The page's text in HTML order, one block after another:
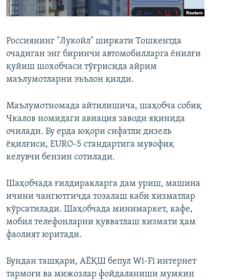
Россиянинг "Лукойл" ширкати Тошкентда
очадиган энг биринчи автомобилларга ёнилғи
қуйиш шохобчаси тўғрисида айрим
маълумотларни эъълон қилди.
Маълумотномада айтилишича, шаҳобча собиқ
Чкалов номидаги авиация заводи яқинида
очилади. Бу ерда юқори сифатли дизель
ёқилғиси, EURO-5 стандартига мувофиқ
келувчи бензин сотилади.
Шаҳобчада ғилдиракларга дам уриш, машина
ичини чангютгичда тозалаш каби хизматлар
кўрсатилади. Шаҳобчада минимаркет, кафе,
мобил телефонларни қувватлаш хизмати ҳам
фаолият юритади.
Бундан ташқари, АЁҚШ бепул Wi-Fi интернет
тармоғи ва мижозлар фойдаланиши мумкин